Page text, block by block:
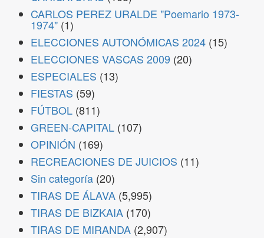
CARLOS PEREZ URALDE "Poemario 1973-
1974" (1)
ELECCIONES AUTONÓMICAS 2024 (15)
ELECCIONES VASCAS 2009 (20)
ESPECIALES (13)
FIESTAS (59)
FÚTBOL (811)
GREEN-CAPITAL (107)
OPINIÓN (169)
RECREACIONES DE JUICIOS (11)
Sin categoría (20)
TIRAS DE ÁLAVA (5,995)
TIRAS DE BIZKAIA (170)
TIRAS DE MIRANDA (2,907)